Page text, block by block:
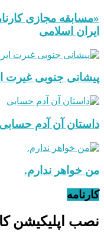
«مسابقه مجازی
ایران اسلامی
پیشانی جنوبی غیرت
داستان آن آدم حسابی
من خواهر ندارم.
کارنامه
نصب اپلیکیشن